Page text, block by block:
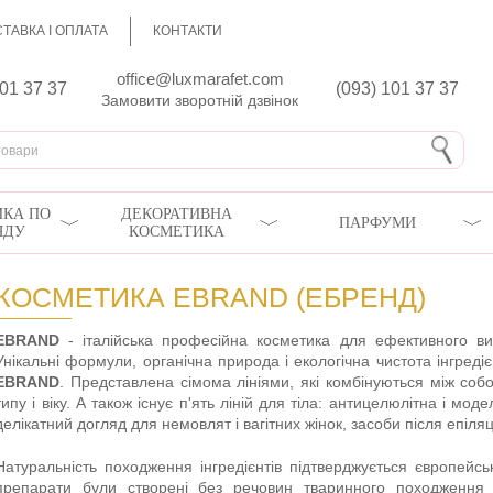
І ОПЛАТА КОНТАКТИ
37 37
office@luxmarafet.com
(093) 101 37 37
Замовити зворотній дзвінок
ПО
ДЕКОРАТИВНА
КОСМЕТИКА
ПАРФУМИ
EBRAND (ЕБРЕНД)
- італійська професійна косметика для ефективного
формули, органічна природа і екологічна чистота
. Представлена сімома лініями, які комбінуються між
і віку. А також існує п'ять ліній для тіла: антицелюлітна і
догляд для немовлят і вагітних жінок, засоби після
походження інгредієнтів підтверджується
були створені без речовин тваринного